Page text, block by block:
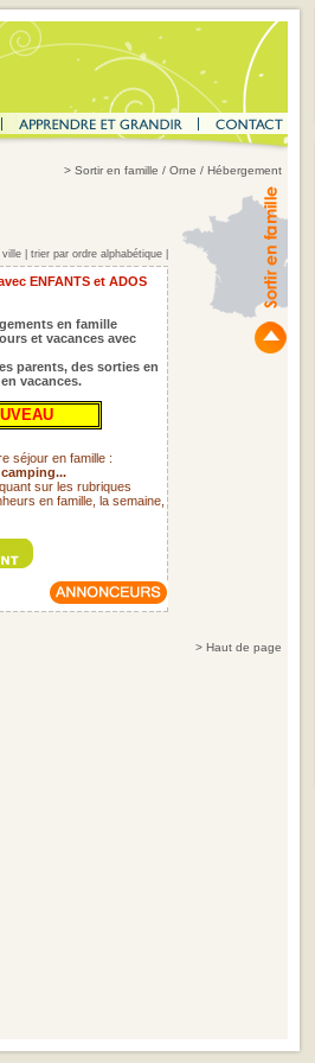
> Sortir en famille / Orne / Hébergement
ville trier par ordre alphabétique
ENFANTS et ADOS
en famille
et vacances avec
parents, des sorties en
vacances.
séjour en famille :
sur les rubriques
en famille, la semaine,
> Haut de page